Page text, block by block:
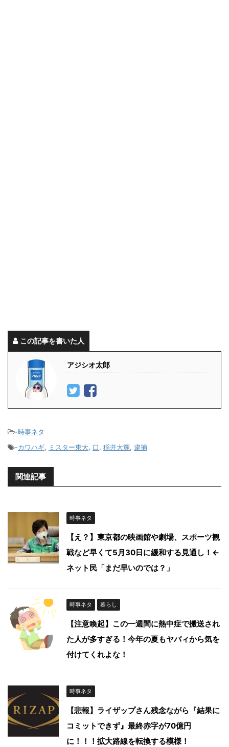
この記事を書いた人
アジシオ太郎
-時事ネタ
-カワハギ, ミスター東大, 口, 稲井大輝, 逮捕
関連記事
時事ネタ
【え？】東京都の映画館や劇場、スポーツ観
戦など早くて5月30日に緩和する見通し！←
ネット民「まだ早いのでは？」
時事ネタ 暮らし
【注意喚起】この一週間に熱中症で搬送され
た人が多すぎる！今年の夏もヤバィから気を
付けてくれよな！
時事ネタ
【悲報】ライザップさん残念ながら『結果に
コミットできず』最終赤字が70億円
に！！！拡大路線を転換する模様！